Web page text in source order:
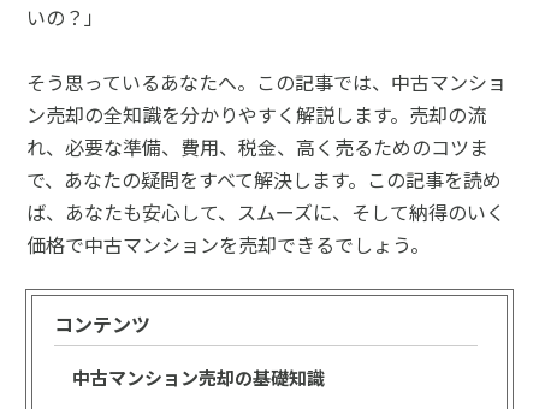
いの？」
そう思っているあなたへ。この記事では、中古マンショ
ン売却の全知識を分かりやすく解説します。売却の流
れ、必要な準備、費用、税金、高く売るためのコツま
で、あなたの疑問をすべて解決します。この記事を読め
ば、あなたも安心して、スムーズに、そして納得のいく
価格で中古マンションを売却できるでしょう。
コンテンツ
中古マンション売却の基礎知識